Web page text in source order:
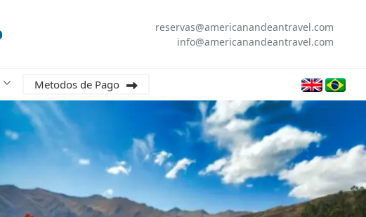
reservas@americanandeantravel.com
info@americanandeantravel.com
Metodos de Pago